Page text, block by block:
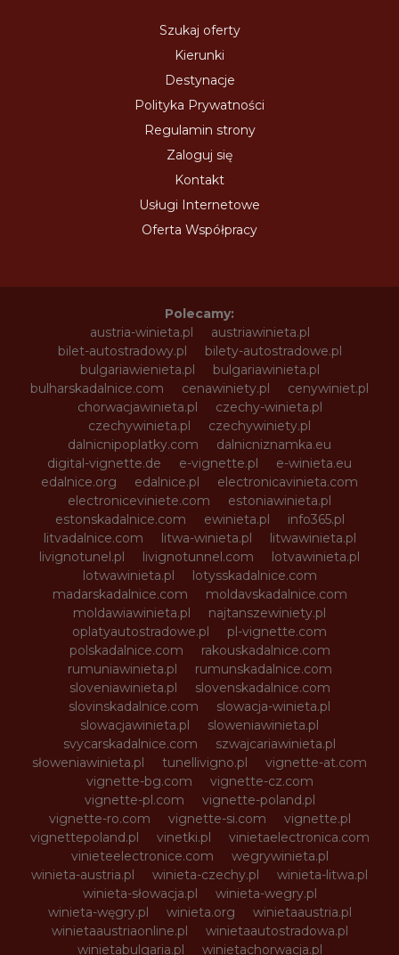
Szukaj oferty
Kierunki
Destynacje
Polityka Prywatności
Regulamin strony
Zaloguj się
Kontakt
Usługi Internetowe
Oferta Współpracy
Polecamy:
austria-winieta.pl
austriawinieta.pl
bilet-autostradowy.pl
bilety-autostradowe.pl
bulgariawienieta.pl
bulgariawinieta.pl
bulharskadalnice.com
cenawiniety.pl
cenywiniet.pl
chorwacjawinieta.pl
czechy-winieta.pl
czechywinieta.pl
czechywiniety.pl
dalnicnipoplatky.com
dalnicniznamka.eu
digital-vignette.de
e-vignette.pl
e-winieta.eu
edalnice.org
edalnice.pl
electronicavinieta.com
electroniceviniete.com
estoniawinieta.pl
estonskadalnice.com
ewinieta.pl
info365.pl
litvadalnice.com
litwa-winieta.pl
litwawinieta.pl
livignotunel.pl
livignotunnel.com
lotvawinieta.pl
lotwawinieta.pl
lotysskadalnice.com
madarskadalnice.com
moldavskadalnice.com
moldawiawinieta.pl
najtanszewiniety.pl
oplatyautostradowe.pl
pl-vignette.com
polskadalnice.com
rakouskadalnice.com
rumuniawinieta.pl
rumunskadalnice.com
sloveniawinieta.pl
slovenskadalnice.com
slovinskadalnice.com
slowacja-winieta.pl
slowacjawinieta.pl
sloweniawinieta.pl
svycarskadalnice.com
szwajcariawinieta.pl
słoweniawinieta.pl
tunellivigno.pl
vignette-at.com
vignette-bg.com
vignette-cz.com
vignette-pl.com
vignette-poland.pl
vignette-ro.com
vignette-si.com
vignette.pl
vignettepoland.pl
vinetki.pl
vinietaelectronica.com
vinieteelectronice.com
wegrywinieta.pl
winieta-austria.pl
winieta-czechy.pl
winieta-litwa.pl
winieta-słowacja.pl
winieta-wegry.pl
winieta-węgry.pl
winieta.org
winietaaustria.pl
winietaaustriaonline.pl
winietaautostradowa.pl
winietabulgaria.pl
winietachorwacja.pl